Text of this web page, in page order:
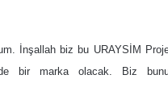
İnşallah biz bu URAYSİM
bir marka olacak. Biz